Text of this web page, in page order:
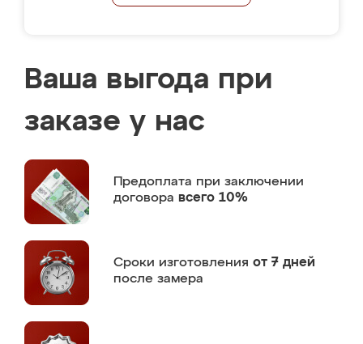
Ваша выгода при
заказе у нас
Предоплата при заключении
договора всего 10%
Сроки изготовления от 7 дней
после замера